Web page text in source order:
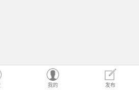
我的 发布